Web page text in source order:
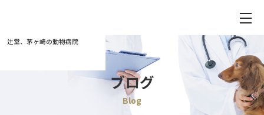
辻堂、茅ヶ崎の動物病院
ブログ
Blog